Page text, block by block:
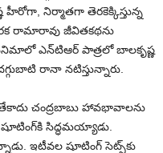
హీరోగా, నిర్మాతగా తెరకెక్కిస్తున్న
రామారావు జీవితకథను
ఎన్‌టిఆర్ పాత్ర‌లో బాల‌కృష్ణ
రానా నటిస్తున్నారు.
చంద్రబాబు హావభావాలను
సిద్ధమయ్యాడు.
ఇటీవల షూటింగ్‌ సెట్స్‌కు